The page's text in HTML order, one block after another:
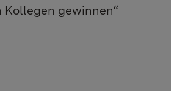
gewinnen“